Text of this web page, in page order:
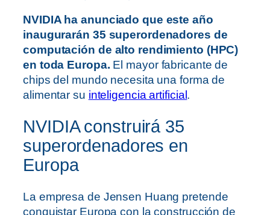
NVIDIA ha anunciado que este año
inaugurarán 35 superordenadores de
computación de alto rendimiento (HPC)
en toda Europa. El mayor fabricante de
chips del mundo necesita una forma de
alimentar su inteligencia artificial.
NVIDIA construirá 35
superordenadores en
Europa
La empresa de Jensen Huang pretende
conquistar Europa con la construcción de